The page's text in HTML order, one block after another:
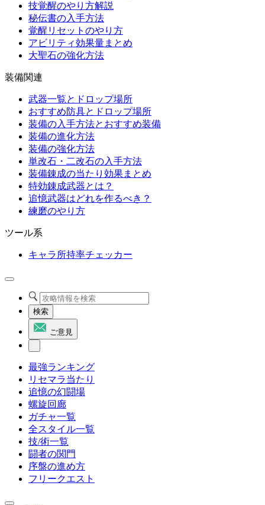
技覚醒のやり方解説
秘伝書の入手方法
覚醒リセットのやり方
アビリティ効果量まとめ
大聖石の強化方法
装備関連
武器一覧とドロップ場所
おすすめ防具とドロップ場所
装備の入手方法とおすすめ装備
装備の進化方法
装備の強化方法
単改石・二改石の入手方法
装備錬成の当たり効果まとめ
特効錬成武器とは？
追憶武器はどれを作るべき？
練磨のやり方
ツール系
キャラ所持率チェッカー
検索
ご意見
最強ランキング
リセマラ当たり
追憶の幻闘場
螺旋回廊
ガチャ一覧
全スタイル一覧
技/術一覧
闘者の関門
序盤の進め方
フリークエスト